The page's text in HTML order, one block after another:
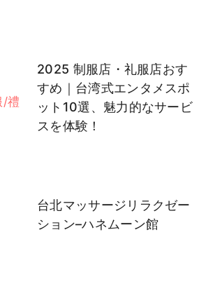
2025 制服店・礼服店おす
すめ｜台湾式エンタメスポ
ット10選、魅力的なサービ
スを体験！
台北マッサージリラクゼー
ション–ハネムーン館